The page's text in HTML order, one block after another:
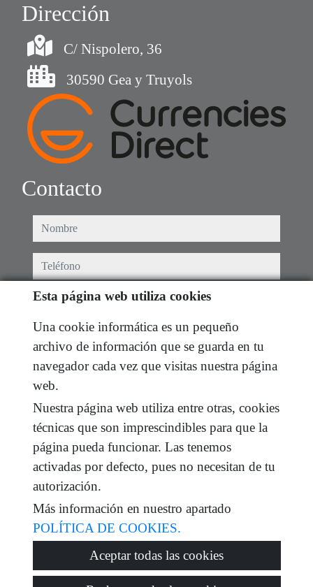
Dirección
C/ Nispolero, 36
30590 Gea y Truyols
Contacto
nombre
teléfono
e-mail
He leído y acepto las condiciones de uso y
de privacidad
mensaje
Captcha
Enviar
Esta página web utiliza cookies
Una cookie informática es un pequeño
archivo de información que se guarda en tu
navegador cada vez que visitas nuestra página
web.
Nuestra página web utiliza entre otras, cookies
técnicas que son imprescindibles para que la
página pueda funcionar. Las tenemos
activadas por defecto, pues no necesitan de tu
autorización.
Más información en nuestro apartado
POLÍTICA DE COOKIES.
Aceptar todas las cookies